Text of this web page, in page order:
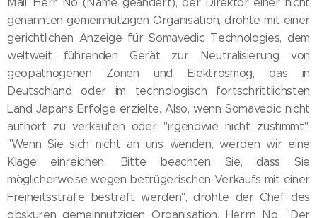
genannten gemeinnützigen Organisation, drohte mit einer
gerichtlichen Anzeige für Somavedic Technologies, dem
weltweit führenden Gerät zur Neutralisierung von
geopathogenen Zonen und Elektrosmog, das in
Deutschland oder im technologisch fortschrittlichsten
Land Japans Erfolge erzielte. Also, wenn Somavedic nicht
aufhört zu verkaufen oder "irgendwie nicht zustimmt".
"Wenn Sie sich nicht an uns wenden, werden wir eine
Klage einreichen. Bitte beachten Sie, dass Sie
möglicherweise wegen betrügerischen Verkaufs mit einer
Freiheitsstrafe bestraft werden", drohte der Chef des
obskuren gemeinnützigen Organisation, Herrn No. "Der